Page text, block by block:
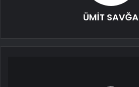
ÜMİT SAVĞA